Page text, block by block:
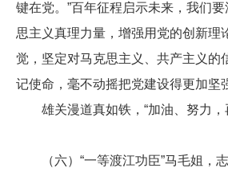
键在党。”百年征程启示未来，我们
思主义真理力量，增强用党的创新理
觉，坚定对马克思主义、共产主义的
记使命，毫不动摇把党建设得更加坚
雄关漫道真如铁，“加油、努力，
（六）“一等渡江功臣”马毛姐，志